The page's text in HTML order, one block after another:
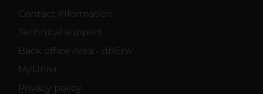
Contact information
Technical support
Back office Area - dbErw
MyUnivr
Privacy policy